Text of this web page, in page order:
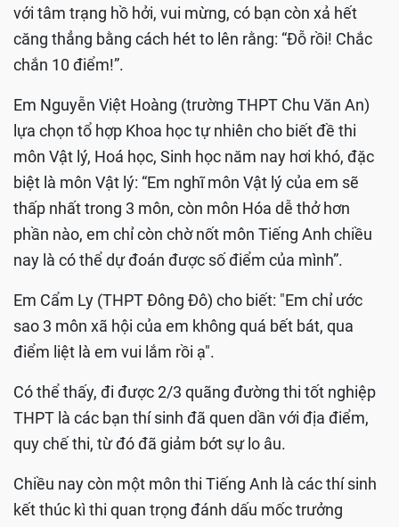
với tâm trạng hồ hởi, vui mừng, có bạn còn xả hết
căng thẳng bằng cách hét to lên rằng: “Đỗ rồi! Chắc
chắn 10 điểm!”.
Em Nguyễn Việt Hoàng (trường THPT Chu Văn An)
lựa chọn tổ hợp Khoa học tự nhiên cho biết đề thi
môn Vật lý, Hoá học, Sinh học năm nay hơi khó, đặc
biệt là môn Vật lý: “Em nghĩ môn Vật lý của em sẽ
thấp nhất trong 3 môn, còn môn Hóa dễ thở hơn
phần nào, em chỉ còn chờ nốt môn Tiếng Anh chiều
nay là có thể dự đoán được số điểm của mình”.
Em Cẩm Ly (THPT Đông Đô) cho biết: "Em chỉ ước
sao 3 môn xã hội của em không quá bết bát, qua
điểm liệt là em vui lắm rồi ạ".
Có thể thấy, đi được 2/3 quãng đường thi tốt nghiệp
THPT là các bạn thí sinh đã quen dần với địa điểm,
quy chế thi, từ đó đã giảm bớt sự lo âu.
Chiều nay còn một môn thi Tiếng Anh là các thí sinh
kết thúc kì thi quan trọng đánh dấu mốc trưởng